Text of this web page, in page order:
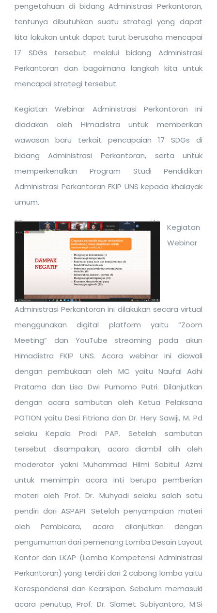
pengetahuan di bidang Administrasi Perkantoran,
tentunya dibutuhkan suatu strategi yang dapat
kita lakukan untuk dapat turut berusaha mencapai
17 SDGs tersebut melalui bidang Administrasi
Perkantoran dan bagaimana langkah kita untuk
mencapai strategi tersebut.
Kegiatan Webinar Administrasi Perkantoran ini
diadakan oleh Himadistra untuk memberikan
wawasan baru terkait pencapaian 17 SDGs di
bidang Administrasi Perkantoran, serta untuk
memperkenalkan Program Studi Pendidikan
Administrasi Perkantoran FKIP UNS kepada khalayak
umum.
Kegiatan
Webinar
Administrasi Perkantoran ini dilakukan secara virtual
menggunakan digital platform yaitu “Zoom
Meeting” dan YouTube streaming pada akun
Himadistra FKIP UNS. Acara webinar ini diawali
dengan pembukaan oleh MC yaitu Naufal Adhi
Pratama dan Lisa Dwi Purnomo Putri. Dilanjutkan
dengan acara sambutan oleh Ketua Pelaksana
POTION yaitu Desi Fitriana dan Dr. Hery Sawiji, M. Pd
selaku Kepala Prodi PAP.Setelah sambutan
tersebut disampaikan, acara diambilalih oleh
moderator yakni Muhammad Hilmi Sabitul Azmi
untuk memimpin acara inti berupa pemberian
materi oleh Prof. Dr. Muhyadi selaku salah satu
pendiri dari ASPAPI. Setelah penyampaian materi
oleh Pembicara, acara dilanjutkan dengan
pengumuman dari pemenang Lomba Desain Layout
Kantor dan LKAP (Lomba Kompetensi Administrasi
Perkantoran) yang terdiri dari 2 cabang lomba yaitu
Korespondensi dan Kearsipan. Sebelum memasuki
acara penutup, Prof. Dr. Slamet Subiyantoro, M.Si